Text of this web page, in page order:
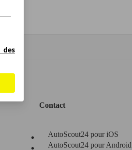
Contact
AutoScout24 pour iOS
AutoScout24 pour Android